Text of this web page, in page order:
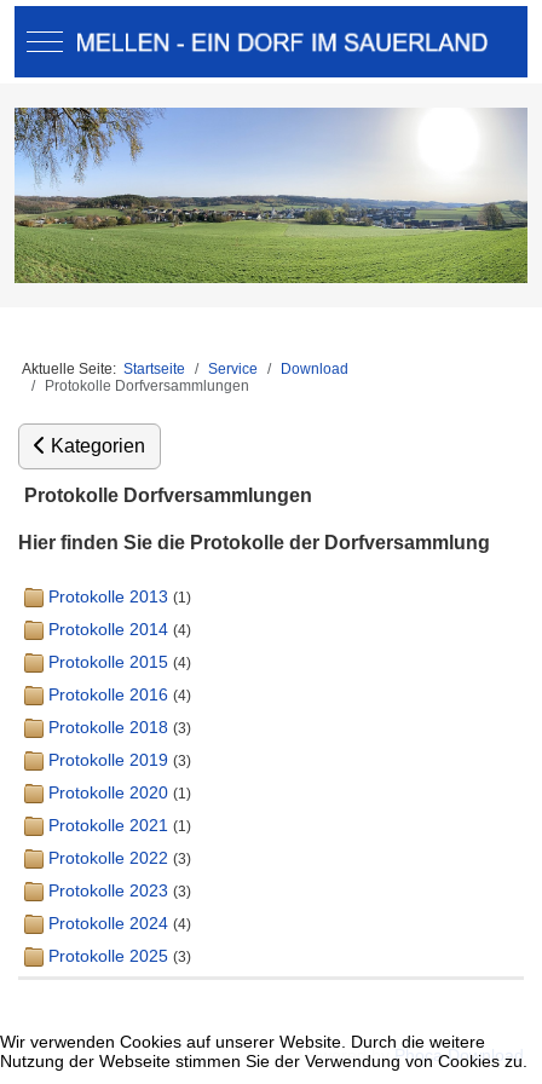
Mobile Menu Toggle
Aktuelle Seite: Startseite Service
Download
Protokolle Dorfversammlungen
Kategorien
Protokolle Dorfversammlungen
Hier finden Sie die Protokolle der Dorfversammlung
Protokolle 2013 (1)
Protokolle 2014 (4)
Protokolle 2015 (4)
Protokolle 2016 (4)
Protokolle 2018 (3)
Protokolle 2019 (3)
Protokolle 2020 (1)
Protokolle 2021 (1)
Protokolle 2022 (3)
Protokolle 2023 (3)
Protokolle 2024 (4)
Protokolle 2025 (3)
Powered byPhoca Download
Wir verwenden Cookies auf unserer Website. Durch die weitere
Nutzung der Webseite stimmen Sie der Verwendung von Cookies zu.